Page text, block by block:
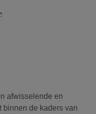
afwisselende en
binnen de kaders van